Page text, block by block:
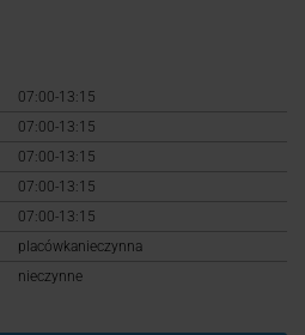
07:00-13:15
07:00-13:15
07:00-13:15
07:00-13:15
07:00-13:15
placówkanieczynna
nieczynne